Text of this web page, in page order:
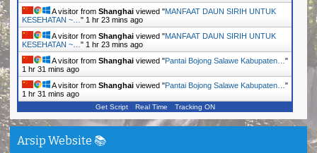
A visitor from Shanghai viewed "MANFAAT DAUN SIRIH UNTUK
KESEHATAN ~… " 1 hr 23 mins ago
A visitor from Shanghai viewed "MANFAAT DAUN SIRIH UNTUK
KESEHATAN ~… " 1 hr 23 mins ago
A visitor from Shanghai viewed "Pantai Bojong Salawe Kabupaten… "
1 hr 31 mins ago
A visitor from Shanghai viewed "Pantai Bojong Salawe Kabupaten… "
1 hr 31 mins ago
Get Script Real Time Tracking ON
Arsip Website 📚